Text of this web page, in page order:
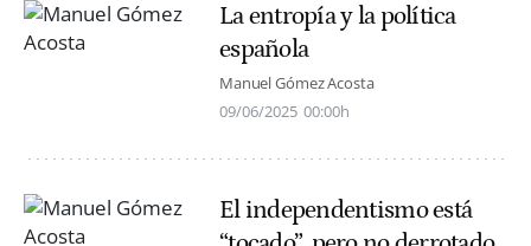
La entropía y la política
española
Manuel Gómez Acosta
09/06/2025 00:00h
El independentismo está